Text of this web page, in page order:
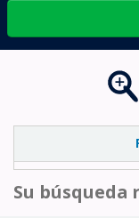
Su búsqueda